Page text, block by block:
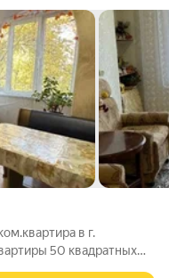
в г.
50 квадратных